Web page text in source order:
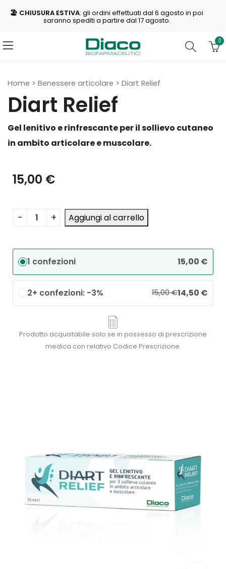
0
Home > Benessere articolare > Diart Relief
Diart Relief
Gel lenitivo e rinfrescante per il sollievo cutaneo
in ambito articolare e muscolare.
15,00 €
Aggiungi al carrello
1 confezioni 15,00 €
2+ confezioni: -3% 15,00€14,50 €
Prodotto acquistabile solo se in possesso di prescrizione
medica con relativo Codice Prescrizione.
🏖️ CHIUSURA ESTIVA: gli ordini effettuati dal 6 agosto in poi
saranno spediti a partire dal 17 agosto.